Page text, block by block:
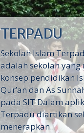
TERPADU
Sekolah Islam
adalah sekolah
konsep pendidikan
Qur’an dan As
pada SIT Dalam
Terpadu diartikan
menerapkan...